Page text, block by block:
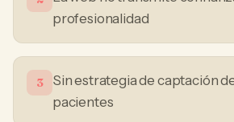
profesionalidad
3
Sin estrategia de captación
pacientes